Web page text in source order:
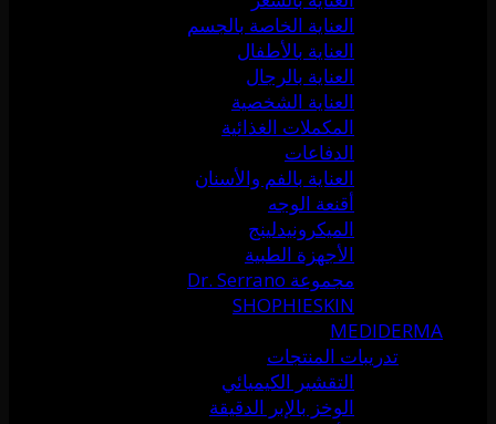
العناية الخاصة بالجسم
العناية بالأطفال
العناية بالرجال
العناية الشخصية
المكملات الغذائية
الدفاعات
العناية بالفم والأسنان
أقنعة الوجه
الميكرونيدلينج
الأجهزة الطبية
مجموعة Dr. Serrano
SHOPHIESKIN
MEDIDERMA
تدريبات المنتجات
التقشير الكيميائي
الوخز بالإبر الدقيقة